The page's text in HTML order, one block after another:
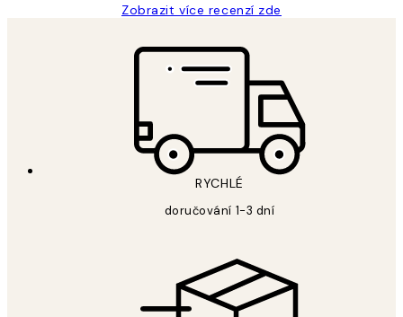
Zobrazit více recenzí zde
RYCHLÉ
doručování 1-3 dní